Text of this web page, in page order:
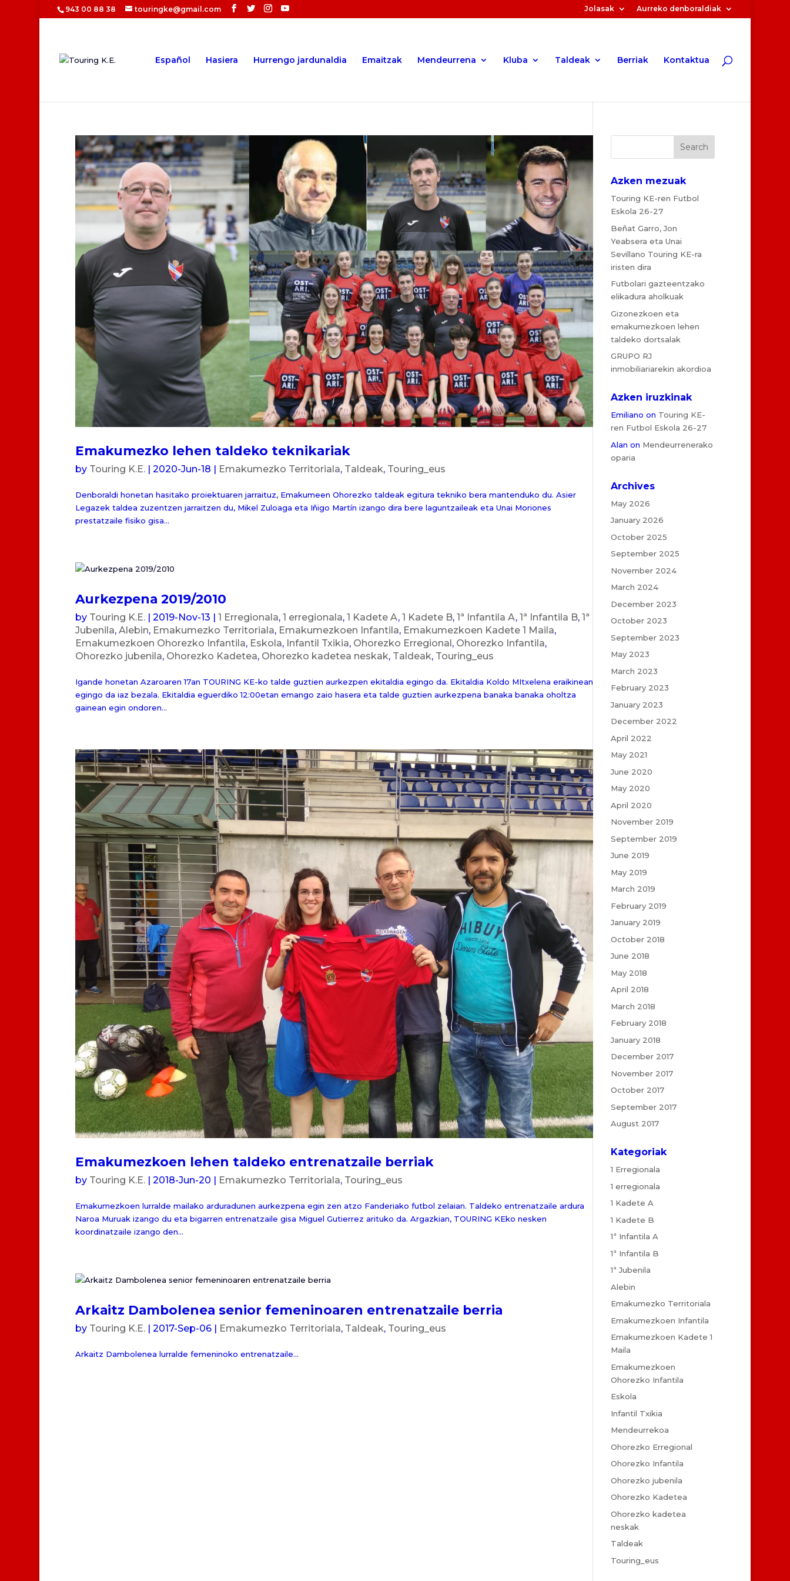
943 00 88 38 touringke@gmail.com Jolasak Aurreko denboraldiak
Español Hasiera Hurrengo jardunaldia Emaitzak Mendeurrena Kluba Taldeak Berriak Kontaktua
Emakumezko lehen taldeko teknikariak
by Touring K.E.| 2020-Jun-18 | Emakumezko Territoriala, Taldeak, Touring_eus
Denboraldi honetan hasitako proiektuaren jarraituz, Emakumeen Ohorezko taldeak egitura tekniko bera mantenduko du. Asier
Legazek taldea zuzentzen jarraitzen du, Mikel Zuloaga eta Iñigo Martín izango dira bere laguntzaileak eta Unai Moriones
prestatzaile fisiko gisa...
Aurkezpena 2019/2010
by Touring K.E.| 2019-Nov-13 | 1 Erregionala, 1 erregionala, 1 Kadete A, 1 Kadete B, 1ª Infantila A, 1ª Infantila B, 1ª
Jubenila, Alebin, Emakumezko Territoriala, Emakumezkoen Infantila, Emakumezkoen Kadete 1 Maila,
Emakumezkoen Ohorezko Infantila, Eskola, Infantil Txikia, Ohorezko Erregional, Ohorezko Infantila,
Ohorezko jubenila, Ohorezko Kadetea, Ohorezko kadetea neskak, Taldeak, Touring_eus
Igande honetan Azaroaren 17an TOURING KE-ko talde guztien aurkezpen ekitaldia egingo da. Ekitaldia Koldo MItxelena eraikinean
egingo da iaz bezala. Ekitaldia eguerdiko 12:00etan emango zaio hasera eta talde guztien aurkezpena banaka banaka oholtza
gainean egin ondoren...
Emakumezkoen lehen taldeko entrenatzaile berriak
by Touring K.E.| 2018-Jun-20 Emakumezko Territoriala, Touring_eus
Emakumezkoen lurralde mailako arduradunen aurkezpena egin zen atzo Fanderiako futbol zelaian. Taldeko entrenatzaile ardura
Naroa Muruak izango du eta bigarren entrenatzaile gisa Miguel Gutierrez arituko da. Argazkian, TOURING KEko nesken
koordinatzaile izango den...
Arkaitz Dambolenea senior femeninoaren entrenatzaile berria
by Touring K.E.| 2017-Sep-06| Emakumezko Territoriala, Taldeak, Touring_eus
Arkaitz Dambolenea lurralde femeninoko entrenatzaile...
Azken mezuak
Touring KE-ren Futbol
Eskola 26-27
Beñat Garro, Jon
Yeabsera eta Unai
Sevillano Touring KE-ra
iristen dira
Futbolari gazteentzako
elikadura aholkuak
Gizonezkoen eta
emakumezkoen lehen
taldeko dortsalak
GRUPO RJ
inmobiliariarekin akordioa
Azken iruzkinak
Emiliano on Touring KE-
ren Futbol Eskola 26-27
Alan on Mendeurrenerako
oparia
Archives
May 2026
January 2026
October 2025
September 2025
November 2024
March 2024
December 2023
October 2023
September 2023
May 2023
March 2023
February 2023
January 2023
December 2022
April 2022
May 2021
June 2020
May 2020
April 2020
November 2019
September 2019
June 2019
May 2019
March 2019
February 2019
January 2019
October 2018
June 2018
May 2018
April 2018
March 2018
February 2018
January 2018
December 2017
November 2017
October 2017
September 2017
August 2017
Kategoriak
1 Erregionala
1 erregionala
1 Kadete A
1 Kadete B
1ª Infantila A
1ª Infantila B
1ª Jubenila
Alebin
Emakumezko Territoriala
Emakumezkoen Infantila
Emakumezkoen Kadete 1
Maila
Emakumezkoen
Ohorezko Infantila
Eskola
Infantil Txikia
Mendeurrekoa
Ohorezko Erregional
Ohorezko Infantila
Ohorezko jubenila
Ohorezko Kadetea
Ohorezko kadetea
neskak
Taldeak
Touring_eus